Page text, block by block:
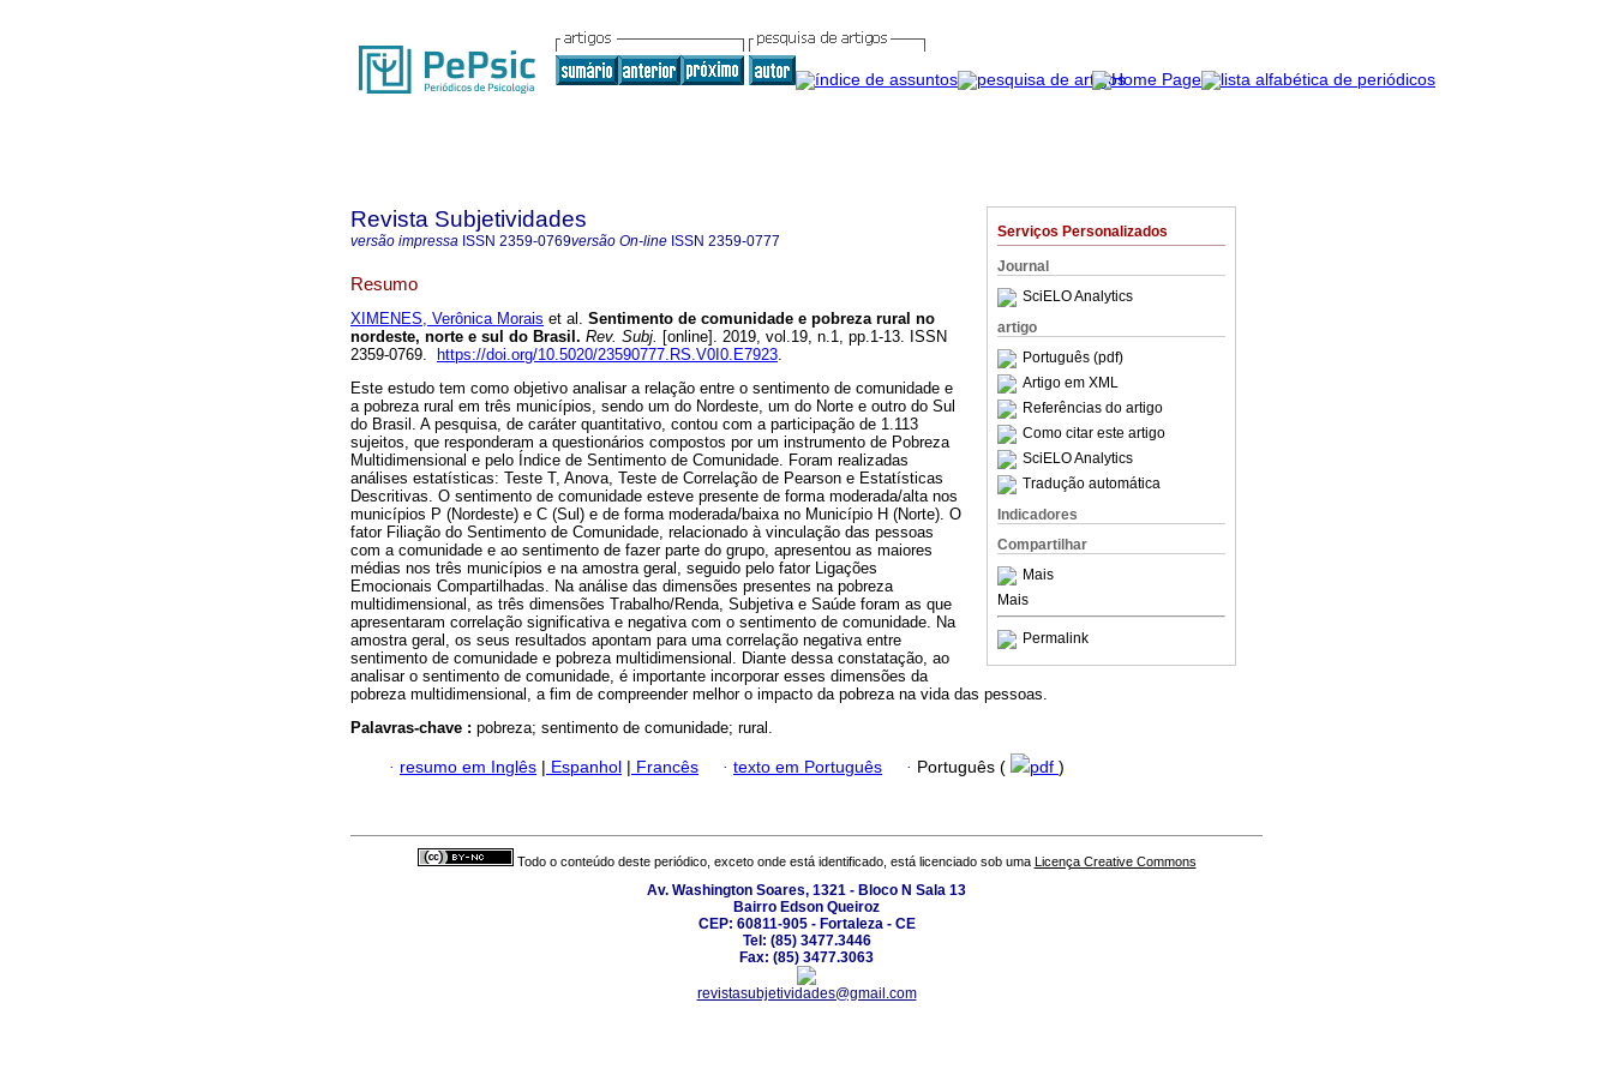
Serviços Personalizados
Journal
SciELO Analytics
artigo
Português (pdf)
Artigo em XML
Referências do artigo
Como citar este artigo
SciELO Analytics
Tradução automática
Indicadores
Compartilhar
Mais
Mais
Permalink
Revista Subjetividades
versão impressa ISSN 2359-0769versão On-line ISSN 2359-0777
Resumo
XIMENES, Verônica Morais et al. Sentimento de comunidade e pobreza rural no
nordeste, norte e sul do Brasil . Rev. Subj. [online]. 2019, vol.19, n.1, pp.1-13. ISSN
2359-0769.
https://doi.org/10.5020/23590777.RS.V0I0.E7923.
Este estudo tem como objetivo analisar a relação entre o sentimento de comunidade e
a pobreza rural em três municípios, sendo um do Nordeste, um do Norte e outro do Sul
do Brasil. A pesquisa, de caráter quantitativo, contou com a participação de 1.113
sujeitos, que responderam a questionários compostos por um instrumento de Pobreza
Multidimensional e pelo Índice de Sentimento de Comunidade. Foram realizadas
análises estatísticas: Teste T, Anova, Teste de Correlação de Pearson e Estatísticas
Descritivas. O sentimento de comunidade esteve presente de forma moderada/alta nos
municípios P (Nordeste) e C (Sul) e de forma moderada/baixa no Município H (Norte). O
fator Filiação do Sentimento de Comunidade, relacionado à vinculação das pessoas
com a comunidade e ao sentimento de fazer parte do grupo, apresentou as maiores
médias nos três municípios e na amostra geral, seguido pelo fator Ligações
Emocionais Compartilhadas. Na análise das dimensões presentes na pobreza
multidimensional, as três dimensões Trabalho/Renda, Subjetiva e Saúde foram as que
apresentaram correlação significativa e negativa com o sentimento de comunidade. Na
amostra geral, os seus resultados apontam para uma correlação negativa entre
sentimento de comunidade e pobreza multidimensional. Diante dessa constatação, ao
analisar o sentimento de comunidade, é importante incorporar esses dimensões da
pobreza multidimensional, a fim de compreender melhor o impacto da pobreza na vida das pessoas.
Palavras-chave : pobreza; sentimento de comunidade; rural.
· resumo em Inglês | Espanhol | Francês · texto em Português · Português ( pdf )
Todo o conteúdo deste periódico, exceto onde está identificado, está licenciado sob uma Licença Creative Commons
Av. Washington Soares, 1321 - Bloco N Sala 13
Bairro Edson Queiroz
CEP: 60811-905 - Fortaleza - CE
Tel: (85) 3477.3446
Fax: (85) 3477.3063
revistasubjetividades@gmail.com